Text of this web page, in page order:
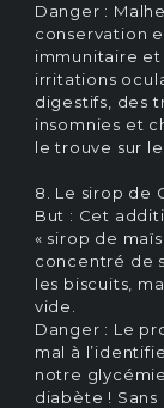
Danger :
conservation
immunitaire et
irritations
digestifs, des
insomnies et
le trouve sur
8. Le sirop de
But : Cet
« sirop de
concentré de
les biscuits,
vide.
Danger : Le
mal à
notre
diabète ! Sans